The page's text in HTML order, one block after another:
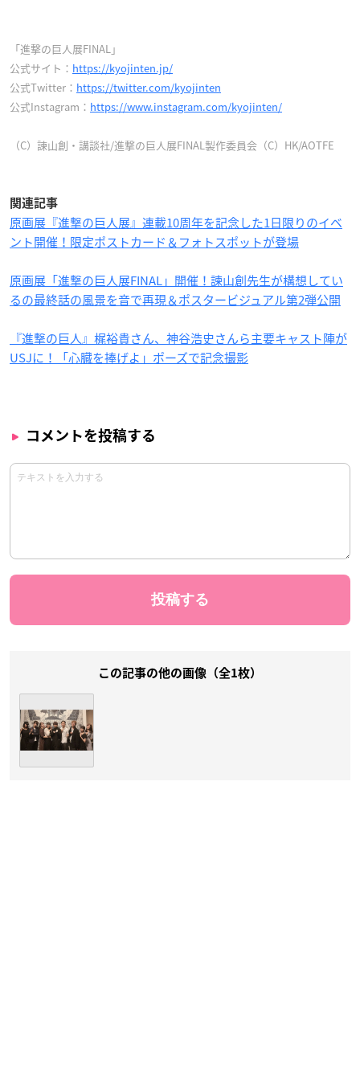
「進撃の巨人展FINAL」
公式サイト： https://kyojinten.jp/
公式Twitter： https://twitter.com/kyojinten
公式Instagram： https://www.instagram.com/kyojinten/
（C）諫山創・講談社/進撃の巨人展FINAL製作委員会（C）HK/AOTFE
関連記事
原画展『進撃の巨人展』連載10周年を記念した1日限りのイベ
ント開催！限定ポストカード＆フォトスポットが登場
原画展「進撃の巨人展FINAL」開催！諫山創先生が構想してい
るの最終話の風景を音で再現＆ポスタービジュアル第2弾公開
『進撃の巨人』梶裕貴さん、神谷浩史さんら主要キャスト陣が
USJに！「心臓を捧げよ」ポーズで記念撮影
コメントを投稿する
この記事の他の画像（全1枚）